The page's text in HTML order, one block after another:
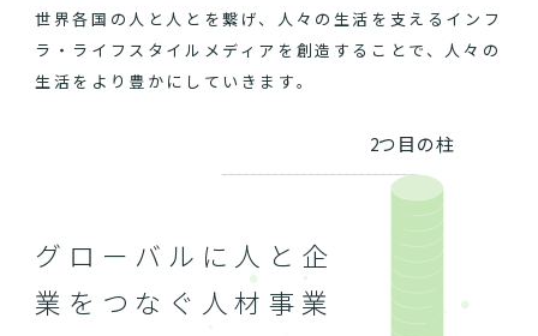
世界各国の人と人とを繋げ、人々の生活を支えるインフ
ラ・ライフスタイルメディアを創造することで、人々の
生活をより豊かにしていきます。
グローバルに人と企
業をつなぐ人材事業
2つ目の柱